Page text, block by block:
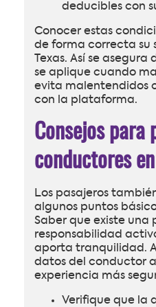
deducibles con
Conocer estas
de forma correcta su
Texas. Así se
se aplique cuando
evita malentendidos
con la plataforma.
Consejos para
conductores
Los pasajeros
algunos puntos
Saber que existe una
responsabilidad
aporta tranquilidad.
datos del conductor
experiencia más
Verifique que la